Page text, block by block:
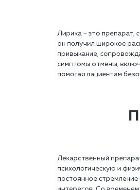
Лирика – это препарат,
он получил широкое
привыкание,
симптомы отмены,
помогая пациентам
Лекарственный
психологическую и
постоянное